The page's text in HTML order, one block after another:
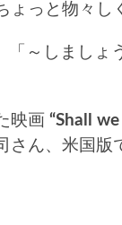
ょっと物々し
「～しましょ
映画 “Shall
さん、米国版